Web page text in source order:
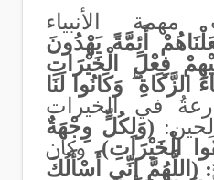
الأنبياء
أَئِمَّةً يَهْدُونَ
فِعْلَ الْخَيْرَاتِ
الزَّكَاةِ ۖ وَكَانُوا لَنَا
في الخيرات
(وَلِكُلٍّ وِجْهَةٌ
الْخَيْرَاتِ).وكان
: (اللَّهُمَّ إِنِّي أَسْأَلُكَ